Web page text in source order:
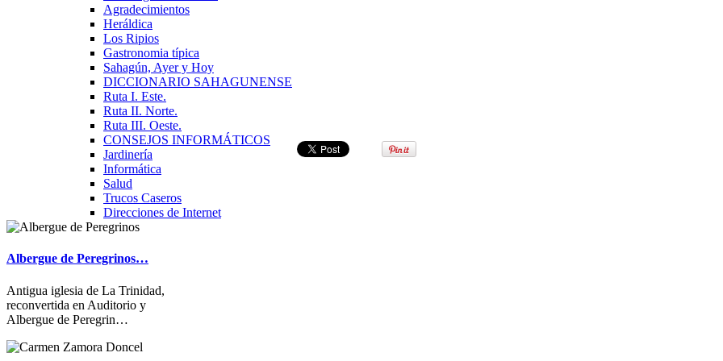
Agradecimientos
Heráldica
Los Ripios
Gastronomia típica
Sahagún, Ayer y Hoy
DICCIONARIO SAHAGUNENSE
Ruta I. Este.
Ruta II. Norte.
Ruta III. Oeste.
CONSEJOS INFORMÁTICOS
Jardinería
Informática
Salud
Trucos Caseros
Direcciones de Internet
Albergue de Peregrinos…
Antigua iglesia de La Trinidad,
reconvertida en Auditorio y
Albergue de Peregrin…